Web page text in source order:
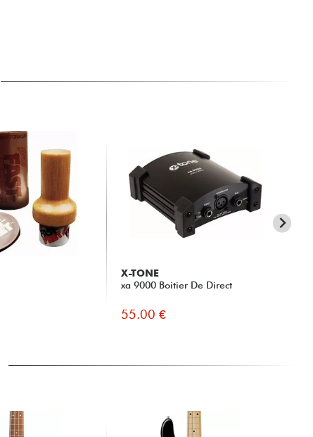
X-TONE
xa 9000 Boitier De Direct
55.00 €